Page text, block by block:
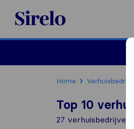
Sirelo.nl
Home
Top 10
27 verhuisbedrijven